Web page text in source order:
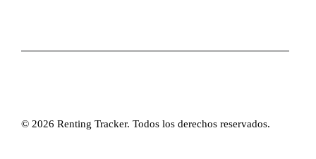
© 2026 Renting Tracker. Todos los derechos reservados.